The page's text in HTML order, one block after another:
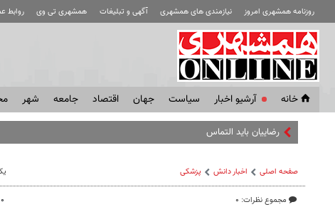
روزنامه همشهری امروز نیازمندی های همشهری آگهی و تبلیغات همشهری تی وی روابط
خانه آرشیو اخبار سياست جهان اقتصاد جامعه شهر
رضاییان باید التماس می‌کرد تا در است
صفحه اصلی اخبار دانش پزشکی
مجموع نظرات: ۰ ۰ نفر